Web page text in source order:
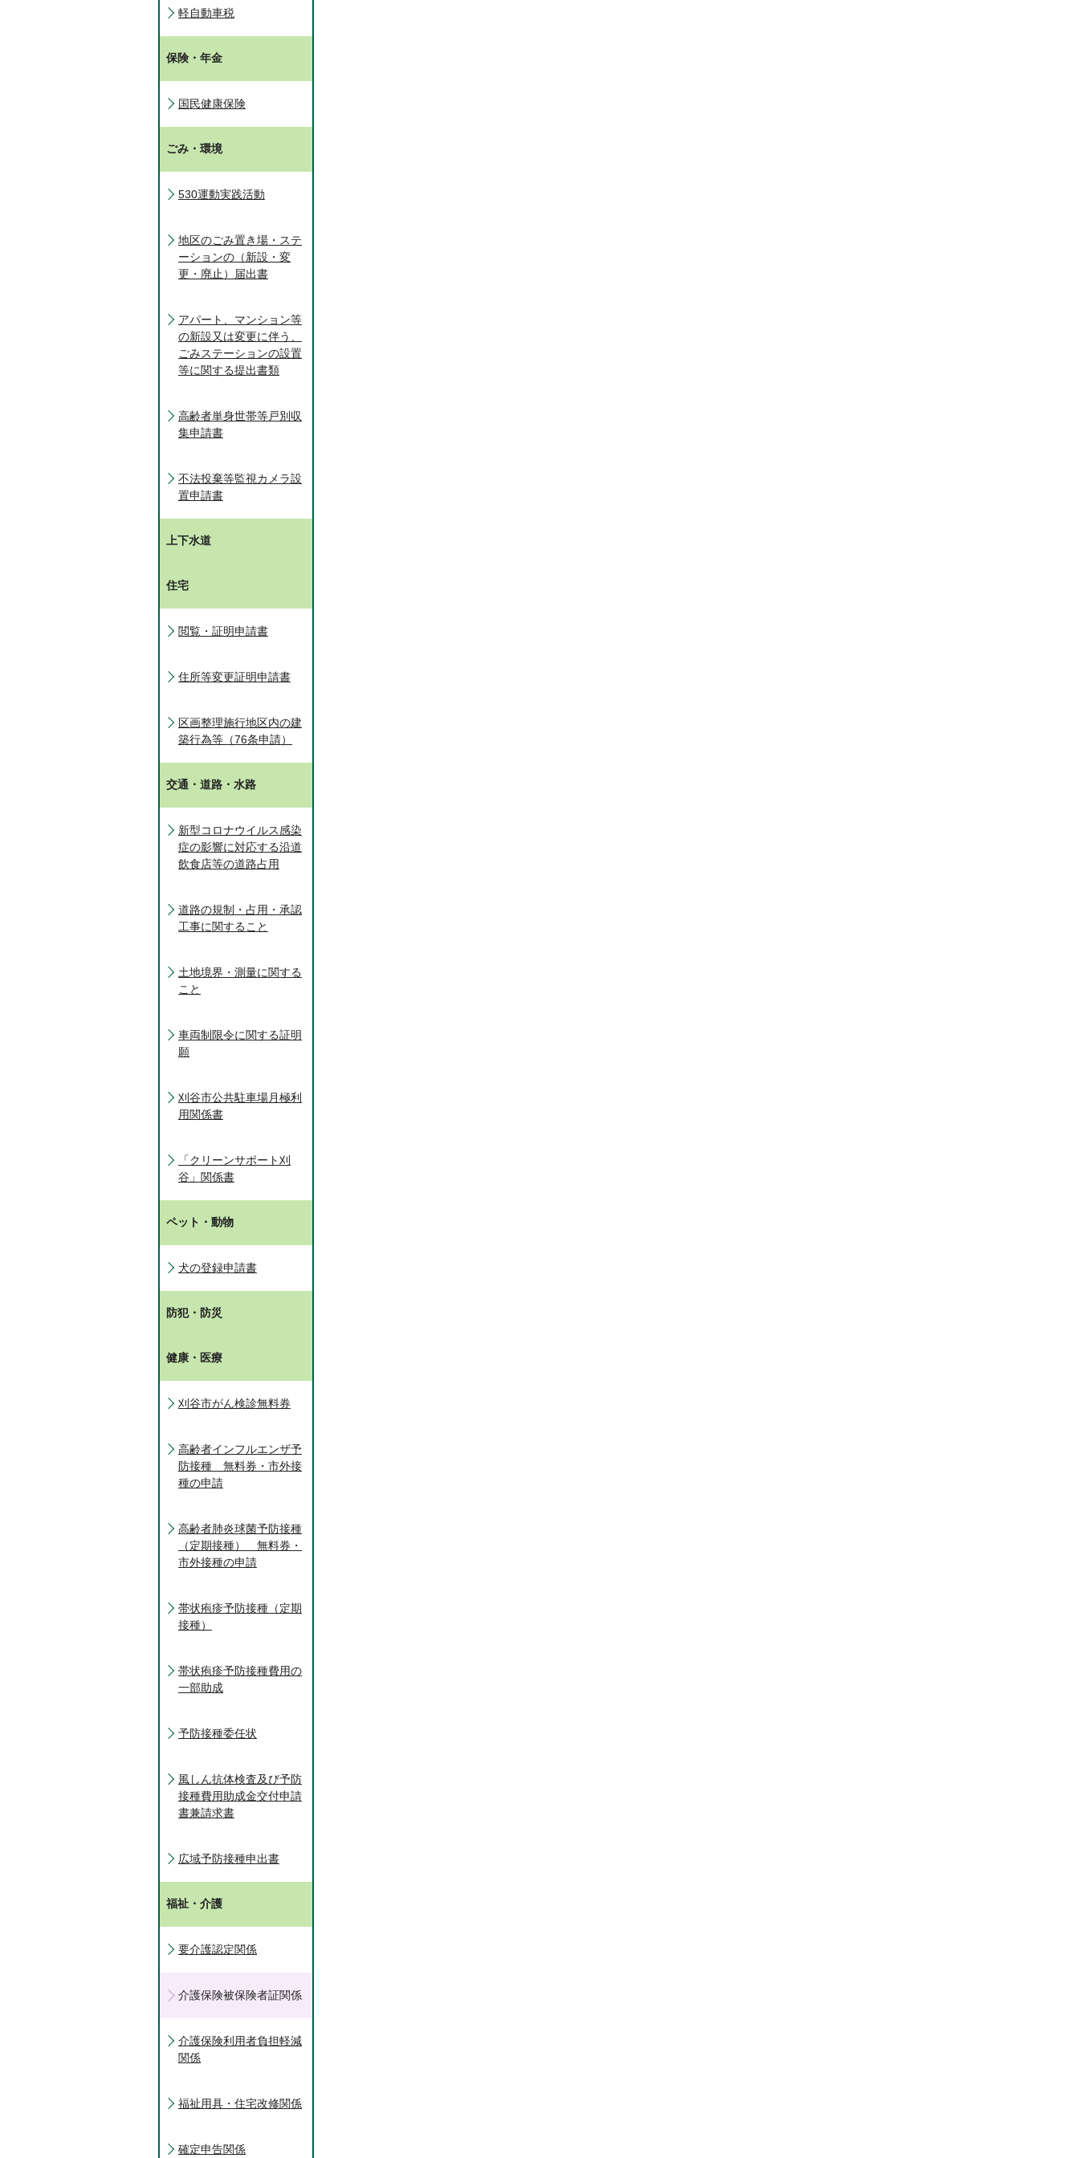
軽自動車税
保険・年金
国民健康保険
ごみ・環境
530運動実践活動
地区のごみ置き場・ステ
ーションの（新設・変
更・廃止）届出書
アパート、マンション等
の新設又は変更に伴う、
ごみステーションの設置
等に関する提出書類
高齢者単身世帯等戸別収
集申請書
不法投棄等監視カメラ設
置申請書
上下水道
住宅
閲覧・証明申請書
住所等変更証明申請書
区画整理施行地区内の建
築行為等（76条申請）
交通・道路・水路
新型コロナウイルス感染
症の影響に対応する沿道
飲食店等の道路占用
道路の規制・占用・承認
工事に関すること
土地境界・測量に関する
こと
車両制限令に関する証明
願
刈谷市公共駐車場月極利
用関係書
「クリーンサポート刈
谷」関係書
ペット・動物
犬の登録申請書
防犯・防災
健康・医療
刈谷市がん検診無料券
高齢者インフルエンザ予
防接種 無料券・市外接
種の申請
高齢者肺炎球菌予防接種
（定期接種） 無料券・
市外接種の申請
帯状疱疹予防接種（定期
接種）
帯状疱疹予防接種費用の
一部助成
予防接種委任状
風しん抗体検査及び予防
接種費用助成金交付申請
書兼請求書
広域予防接種申出書
福祉・介護
要介護認定関係
介護保険被保険者証関係
介護保険利用者負担軽減
関係
福祉用具・住宅改修関係
確定申告関係